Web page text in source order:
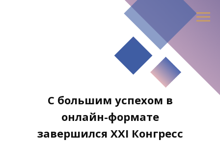
С большим успехом в
онлайн-формате
завершился XXI Конгресс